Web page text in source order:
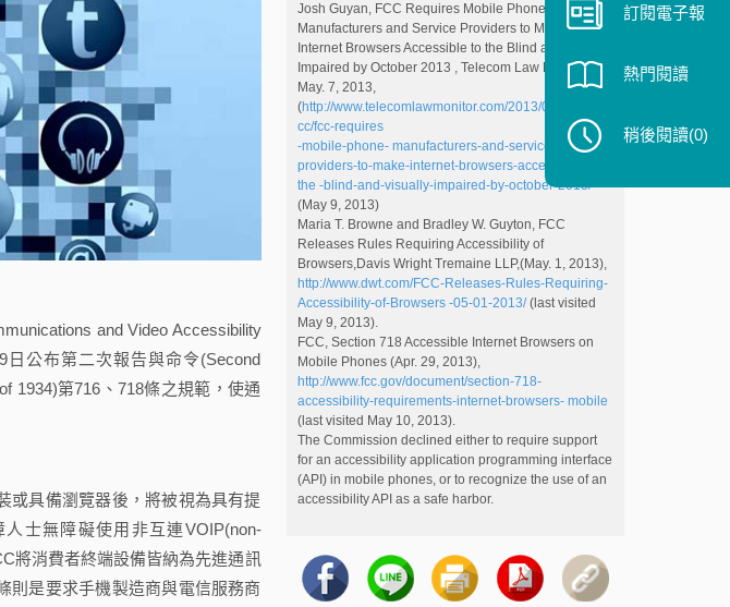
and Video Accessibility
公布第二次報告與命令(Second
1934)第716、718條之規範，使通
具備瀏覽器後，將被視為具有提
士無障礙使用非互連VOIP(non-
將消費者終端設備皆納為先進通訊
則是要求手機製造商與電信服務商
Josh Guyan, FCC Requires Mobile Phone
Manufacturers and Service Providers to Make
Internet Browsers Accessible to the Blind and Visually
Impaired by October 2013 , Telecom Law Monitor,
May. 7, 2013,
(http://www.telecomlawmonitor.com/2013/05/articles/f
cc/fcc-requires
-mobile-phone- manufacturers-and-service-
providers-to-make-internet-browsers-accessible -to-
the -blind-and-visually-impaired-by-october-2013/
(May 9, 2013)
Maria T. Browne and Bradley W. Guyton, FCC
Releases Rules Requiring Accessibility of
Browsers,Davis Wright Tremaine LLP,(May. 1, 2013),
http://www.dwt.com/FCC-Releases-Rules-Requiring-
Accessibility-of-Browsers -05-01-2013/(last visited
May 9, 2013).
FCC, Section 718 Accessible Internet Browsers on
Mobile Phones (Apr. 29, 2013),
http://www.fcc.gov/document/section-718-
accessibility-requirements-internet-browsers- mobile
(last visited May 10, 2013).
The Commission declined either to require support
for an accessibility application programming interface
(API) in mobile phones, or to recognize the use of an
accessibility API as a safe harbor.
訂閱電子報
熱門閱讀
稍後閱讀(0)